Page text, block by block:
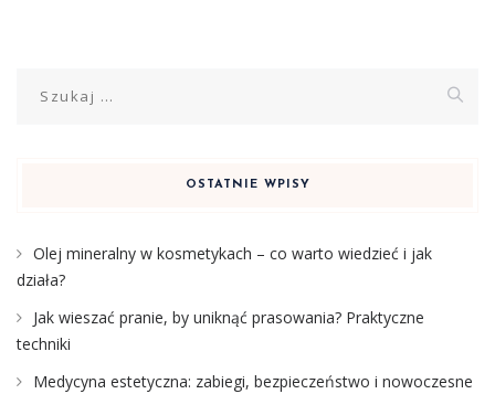
OSTATNIE WPISY
Olej mineralny w kosmetykach – co warto wiedzieć i jak
działa?
Jak wieszać pranie, by uniknąć prasowania? Praktyczne
techniki
Medycyna estetyczna: zabiegi, bezpieczeństwo i nowoczesne